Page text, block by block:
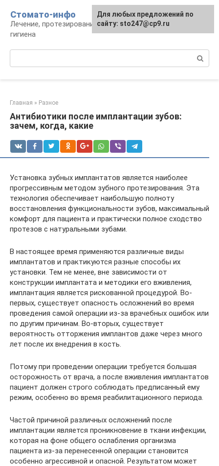
контенту
Стомато-инфо
Лечение, протезирование, ортодонтия,
гигиена
Главная » Разное
Антибиотики после имплантации зубов:
зачем, когда, какие
Установка зубных имплантатов является наиболее
прогрессивным методом зубного протезирования. Эта
технология обеспечивает наибольшую полноту
восстановления функциональности зубов, максимальный
комфорт для пациента и практически полное сходство
протезов с натуральными зубами.
В настоящее время применяются различные виды
имплантатов и практикуются разные способы их
установки. Тем не менее, вне зависимости от
конструкции имплантата и методики его вживления,
имплантация является рискованной процедурой. Во-
первых, существует опасность осложнений во время
проведения самой операции из-за врачебных ошибок или
по другим причинам. Во-вторых, существует
вероятность отторжения имплантов даже через много
лет после их внедрения в кость.
Потому при проведении операции требуется большая
осторожность от врача, а после вживления имплантатов
пациент должен строго соблюдать предписанный ему
режим, особенно во время реабилитационного периода.
Частой причиной различных осложнений после
имплантации является проникновение в ткани инфекции,
которая на фоне общего ослабления организма
пациента из-за перенесенной операции становится
особенно агрессивной и опасной. Результатом может
Для любых предложений по
сайту: sto247@cp9.ru